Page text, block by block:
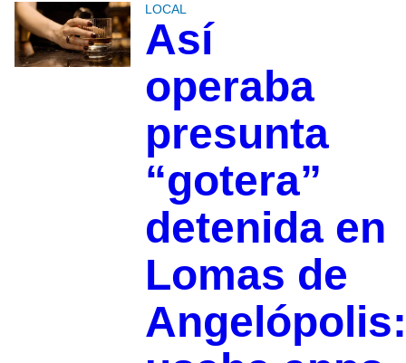
LOCAL
Así
operaba
presunta
“gotera”
detenida en
Lomas de
Angelópolis: